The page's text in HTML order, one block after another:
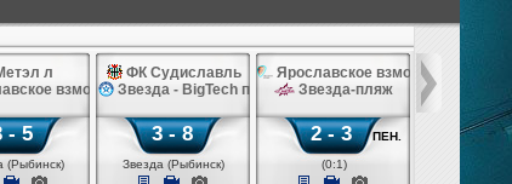
л
взморье
- 5
(Рыбинск)
ФК Судиславль
Звезда - BigTech п
3 - 8
Звезда (Рыбинск)
Ярославское взморье
Звезда-пляж
2 - 3 ПЕН.
(0:1)